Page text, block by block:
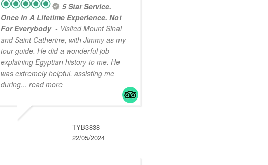
5 Star Service.
Once In A Lifetime Experience. Not
For Everybody - Visited Mount Sinai
and Saint Catherine, with Jimmy as my
tour guide. He did a wonderful job
explaining Egyptian history to me. He
was extremely helpful, assisting me
during... read more
TYB3838
22/05/2024